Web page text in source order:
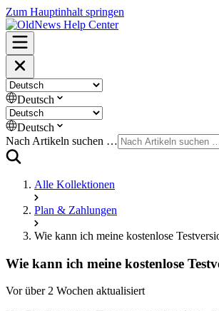
Zum Hauptinhalt springen
Deutsch
Deutsch
Nach Artikeln suchen …
Alle Kollektionen
Plan & Zahlungen
Wie kann ich meine kostenlose
Wie kann ich meine kostenlose
Vor über 2 Wochen aktualisiert